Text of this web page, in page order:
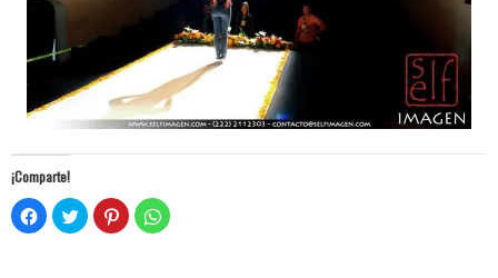
¡Comparte!
Click
to
share
Click
to
share
Click
to
share
Click
to